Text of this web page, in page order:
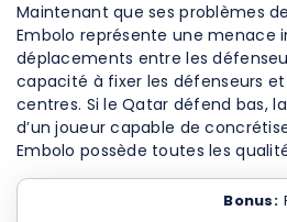
Maintenant que ses problèmes
Embolo représente une menace
déplacements entre les
capacité à fixer les défenseurs
centres. Si le Qatar défend bas,
d’un joueur capable de
Embolo possède toutes les
Bonus: